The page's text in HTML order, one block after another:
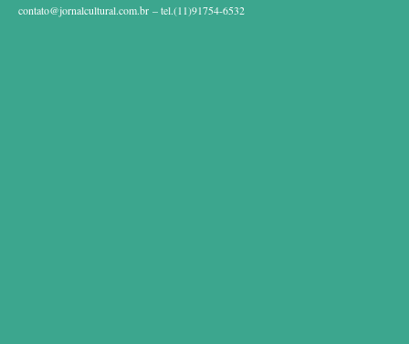
contato@jornalcultural.com.br – tel.(11)91754-6532